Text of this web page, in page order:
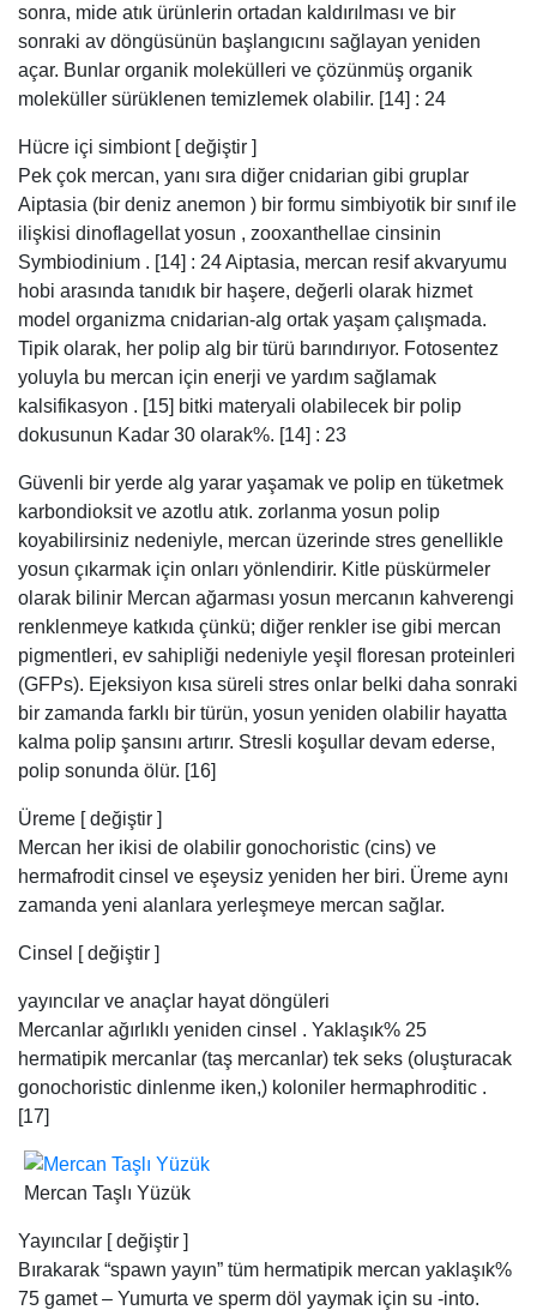
sonra, mide atık ürünlerin ortadan kaldırılması ve bir
sonraki av döngüsünün başlangıcını sağlayan yeniden
açar. Bunlar organik molekülleri ve çözünmüş organik
moleküller sürüklenen temizlemek olabilir. [14] : 24
Hücre içi simbiont [ değiştir ]
Pek çok mercan, yanı sıra diğer cnidarian gibi gruplar
Aiptasia (bir deniz anemon ) bir formu simbiyotik bir sınıf ile
ilişkisi dinoflagellat yosun , zooxanthellae cinsinin
Symbiodinium . [14] : 24 Aiptasia, mercan resif akvaryumu
hobi arasında tanıdık bir haşere, değerli olarak hizmet
model organizma cnidarian-alg ortak yaşam çalışmada.
Tipik olarak, her polip alg bir türü barındırıyor. Fotosentez
yoluyla bu mercan için enerji ve yardım sağlamak
kalsifikasyon . [15] bitki materyali olabilecek bir polip
dokusunun Kadar 30 olarak%. [14] : 23
Güvenli bir yerde alg yarar yaşamak ve polip en tüketmek
karbondioksit ve azotlu atık. zorlanma yosun polip
koyabilirsiniz nedeniyle, mercan üzerinde stres genellikle
yosun çıkarmak için onları yönlendirir. Kitle püskürmeler
olarak bilinir Mercan ağarması yosun mercanın kahverengi
renklenmeye katkıda çünkü; diğer renkler ise gibi mercan
pigmentleri, ev sahipliği nedeniyle yeşil floresan proteinleri
(GFPs). Ejeksiyon kısa süreli stres onlar belki daha sonraki
bir zamanda farklı bir türün, yosun yeniden olabilir hayatta
kalma polip şansını artırır. Stresli koşullar devam ederse,
polip sonunda ölür. [16]
Üreme [ değiştir ]
Mercan her ikisi de olabilir gonochoristic (cins) ve
hermafrodit cinsel ve eşeysiz yeniden her biri. Üreme aynı
zamanda yeni alanlara yerleşmeye mercan sağlar.
Cinsel [ değiştir ]
yayıncılar ve anaçlar hayat döngüleri
Mercanlar ağırlıklı yeniden cinsel . Yaklaşık% 25
hermatipik mercanlar (taş mercanlar) tek seks (oluşturacak
gonochoristic dinlenme iken,) koloniler hermaphroditic .
[17]
Mercan Taşlı Yüzük
Yayıncılar [ değiştir ]
Bırakarak “spawn yayın” tüm hermatipik mercan yaklaşık%
75 gamet – Yumurta ve sperm döl yaymak için su -into.